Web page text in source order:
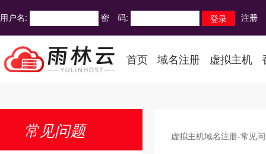
用户名: 密 码: 注册
首页 域名注册 虚拟主机
常见问题 虚拟主机域名注册-常见